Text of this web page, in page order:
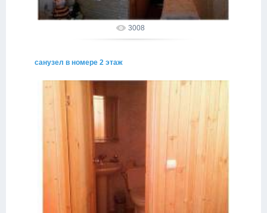
3008
санузел в номере 2 этаж